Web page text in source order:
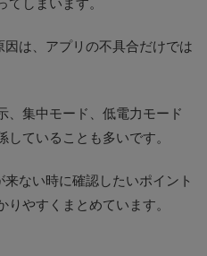
は、アプリの不具合だけでは
、集中モード、低電力モード
ていることも多いです。
ない時に確認したいポイント
りやすくまとめています。